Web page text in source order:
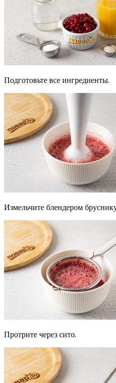
Подготовьте все ингредиенты.
Измельчите блендером
Протрите через сито.